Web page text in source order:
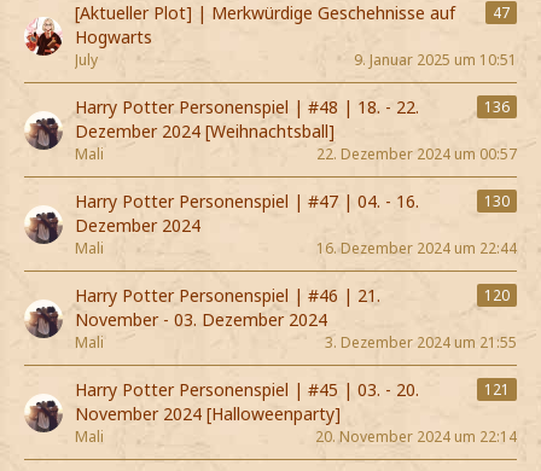
[Aktueller Plot] | Merkwürdige Geschehnisse auf
Hogwarts
47
July 9. Januar 2025 um 10:51
Harry Potter Personenspiel | #48 | 18. - 22.
Dezember 2024 [Weihnachtsball]
136
Mali 22. Dezember 2024 um 00:57
Harry Potter Personenspiel | #47 | 04. - 16.
Dezember 2024
130
Mali 16. Dezember 2024 um 22:44
Harry Potter Personenspiel | #46 | 21.
November - 03. Dezember 2024
120
Mali 3. Dezember 2024 um 21:55
Harry Potter Personenspiel | #45 | 03. - 20.
November 2024 [Halloweenparty]
121
Mali 20. November 2024 um 22:14